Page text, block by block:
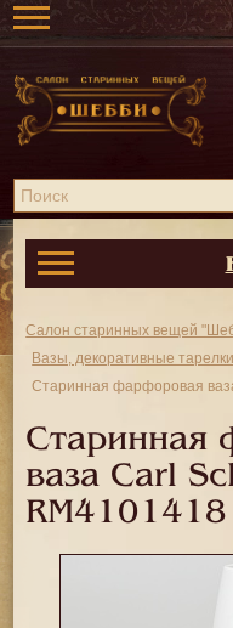
Салон старинных вещей
Вазы, декоративные
Старинная фарфоровая
Старинная
ваза Carl
RM4101418